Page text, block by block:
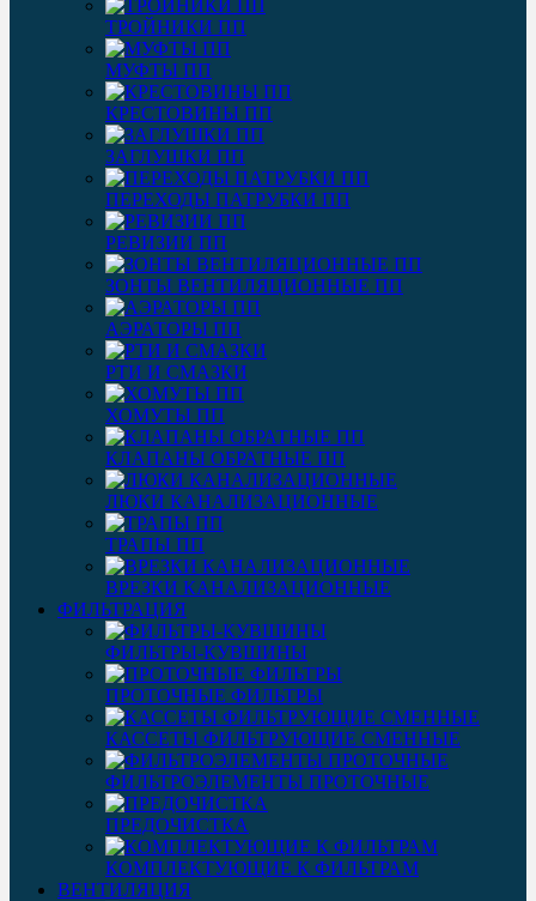
ТРОЙНИКИ ПП
МУФТЫ ПП
КРЕСТОВИНЫ ПП
ЗАГЛУШКИ ПП
ПЕРЕХОДЫ ПАТРУБКИ ПП
РЕВИЗИИ ПП
ЗОНТЫ ВЕНТИЛЯЦИОННЫЕ ПП
АЭРАТОРЫ ПП
РТИ И СМАЗКИ
ХОМУТЫ ПП
КЛАПАНЫ ОБРАТНЫЕ ПП
ЛЮКИ КАНАЛИЗАЦИОННЫЕ
ТРАПЫ ПП
ВРЕЗКИ КАНАЛИЗАЦИОННЫЕ
ФИЛЬТРАЦИЯ
ФИЛЬТРЫ-КУВШИНЫ
ПРОТОЧНЫЕ ФИЛЬТРЫ
КАССЕТЫ ФИЛЬТРУЮЩИЕ СМЕННЫЕ
ФИЛЬТРОЭЛЕМЕНТЫ ПРОТОЧНЫЕ
ПРЕДОЧИСТКА
КОМПЛЕКТУЮЩИЕ К ФИЛЬТРАМ
ВЕНТИЛЯЦИЯ